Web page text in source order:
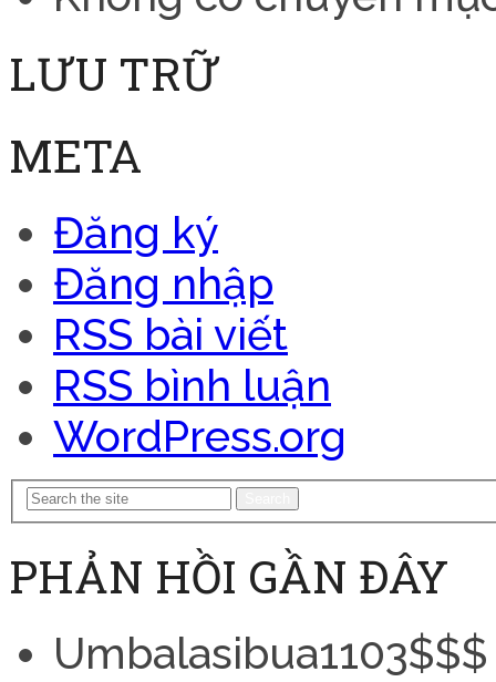
LƯU TRỮ
META
Đăng ký
Đăng nhập
RSS bài viết
RSS bình luận
WordPress.org
PHẢN HỒI GẦN ĐÂY
Umbalasibua1103$$$